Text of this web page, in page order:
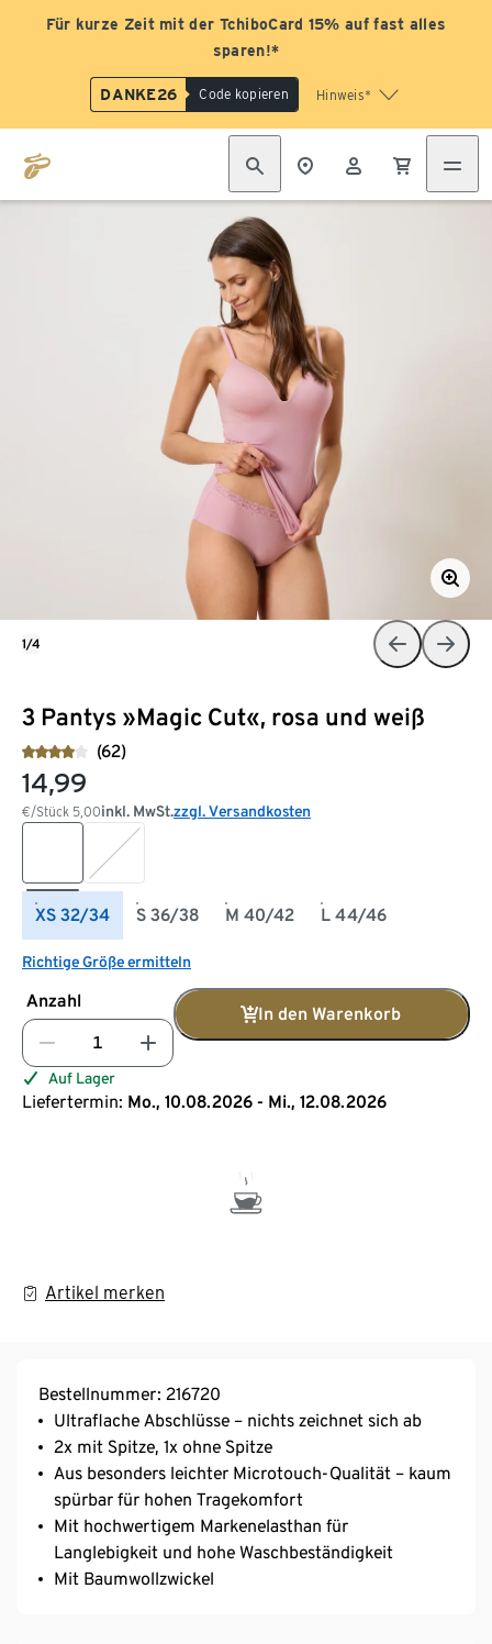
Für kurze Zeit mit der TchiboCard 15% auf fast alles
sparen!*
DANKE26 Code kopieren Hinweis*
3 Pantys »Magic Cut«, rosa und weiß
(62)
14,99
€/Stück 5,00inkl. MwSt.zzgl. Versandkosten
XS 32/34 S 36/38 M 40/42 L 44/46
Richtige Größe ermitteln
Anzahl
In den Warenkorb
Auf Lager
Liefertermin: Mo., 10.08.2026 - Mi., 12.08.2026
Artikel merken
1/4
Bestellnummer: 216720
Ultraflache Abschlüsse – nichts zeichnet sich ab
2x mit Spitze, 1x ohne Spitze
Aus besonders leichter Microtouch-Qualität – kaum
spürbar für hohen Tragekomfort
Mit hochwertigem Markenelasthan für
Langlebigkeit und hohe Waschbeständigkeit
Mit Baumwollzwickel